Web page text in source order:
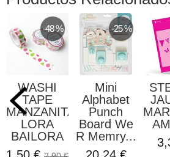
-48 %
WASHI
TAPE
MANZANITAS
LORA
BAILORA
1,50 €
-25 %
Mini
Alphabet
Punch
Board We
R Memry...
20,24 €